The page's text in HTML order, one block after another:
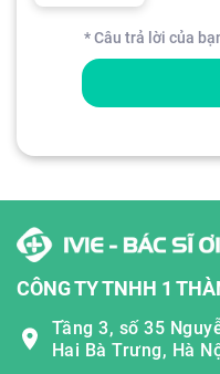
* Câu trả lời của
CÔNG TY TNHH 1
Tầng 3, số 35
Hai Bà Trưng, Hà